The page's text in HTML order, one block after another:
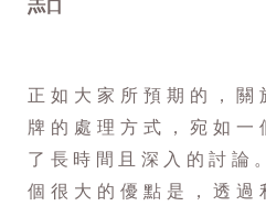
正如大家所預期的，關
牌的處理方式，宛如一
了長時間且深入的討論
個很大的優點是，透過